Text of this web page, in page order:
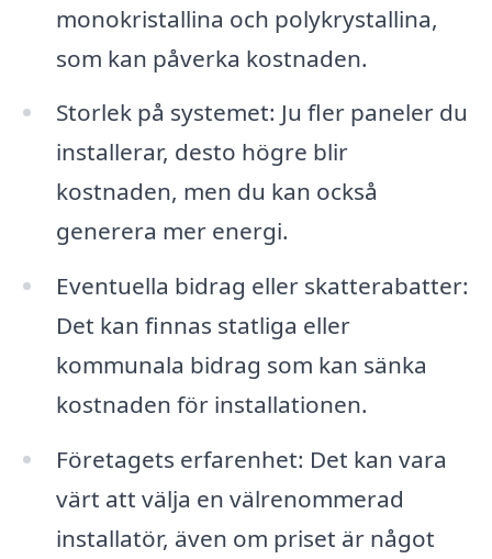
monokristallina och polykrystallina,
som kan påverka kostnaden.
Storlek på systemet: Ju fler paneler du
installerar, desto högre blir
kostnaden, men du kan också
generera mer energi.
Eventuella bidrag eller skatterabatter:
Det kan finnas statliga eller
kommunala bidrag som kan sänka
kostnaden för installationen.
Företagets erfarenhet: Det kan vara
värt att välja en välrenommerad
installatör, även om priset är något